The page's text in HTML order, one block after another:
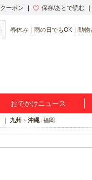
ーポン 保存/あとで読む
春休み 雨の日でもOK 動物
おでかけニュース
九州・沖縄 福岡